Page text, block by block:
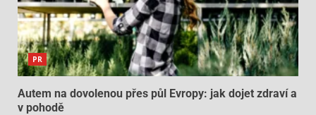
PR
Autem na dovolenou přes půl Evropy: jak dojet zdraví a
v pohodě